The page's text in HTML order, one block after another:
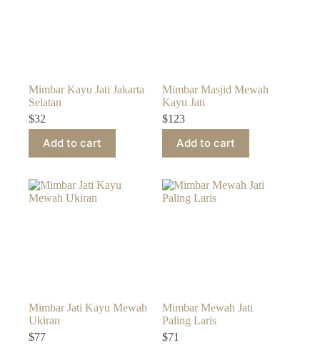
Mimbar Kayu Jati Jakarta
Selatan
$32
Add to cart
Mimbar Masjid Mewah
Kayu Jati
$123
Add to cart
Mimbar Jati Kayu Mewah
Ukiran
$77
Mimbar Mewah Jati
Paling Laris
$71